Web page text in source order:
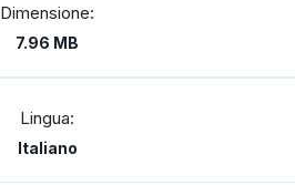
Dimensione:
7.96 MB
Lingua:
Italiano